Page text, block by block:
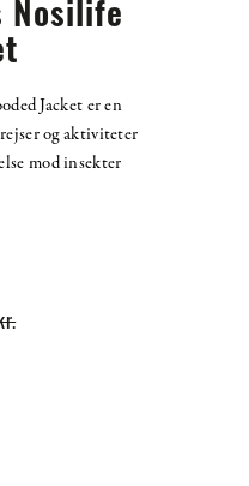
Nosilife
Jacket er en
og aktiviteter
mod insekter